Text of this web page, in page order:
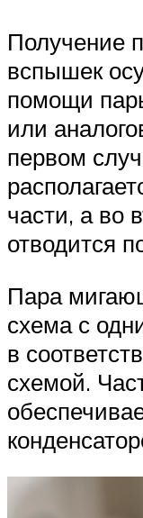
Получение
вспышек
помощи
или
первом
части, а во
отводится
Пара
схема с
в
схемой.